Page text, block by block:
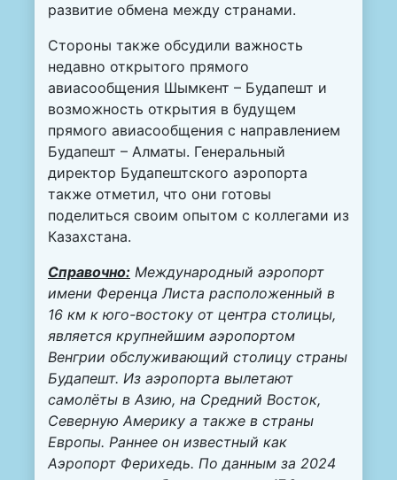
развитие обмена между странами.
Стороны также обсудили важность
недавно открытого прямого
авиасообщения Шымкент – Будапешт и
возможность открытия в будущем
прямого авиасообщения с направлением
Будапешт – Алматы. Генеральный
директор Будапештского аэропорта
также отметил, что они готовы
поделиться своим опытом с коллегами из
Казахстана.
Справочно: Международный аэропорт
имени Ференца Листа расположенный в
16 км к юго-востоку от центра столицы,
является крупнейшим аэропортом
Венгрии обслуживающий столицу страны
Будапешт. Из аэропорта вылетают
самолёты в Азию, на Средний Восток,
Северную Америку а также в страны
Европы. Раннее он известный как
Аэропорт Ферихедь. По данным за 2024